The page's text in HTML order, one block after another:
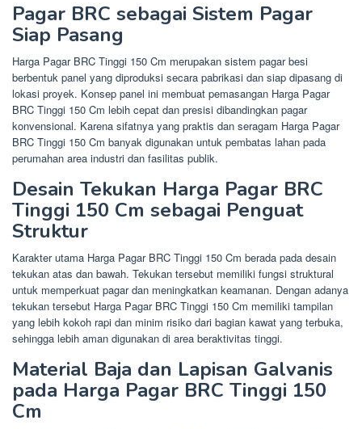
Pagar BRC sebagai Sistem Pagar
Siap Pasang
Harga Pagar BRC Tinggi 150 Cm merupakan sistem pagar besi
berbentuk panel yang diproduksi secara pabrikasi dan siap dipasang di
lokasi proyek. Konsep panel ini membuat pemasangan Harga Pagar
BRC Tinggi 150 Cm lebih cepat dan presisi dibandingkan pagar
konvensional. Karena sifatnya yang praktis dan seragam Harga Pagar
BRC Tinggi 150 Cm banyak digunakan untuk pembatas lahan pada
perumahan area industri dan fasilitas publik.
Desain Tekukan Harga Pagar BRC
Tinggi 150 Cm sebagai Penguat
Struktur
Karakter utama Harga Pagar BRC Tinggi 150 Cm berada pada desain
tekukan atas dan bawah. Tekukan tersebut memiliki fungsi struktural
untuk memperkuat pagar dan meningkatkan keamanan. Dengan adanya
tekukan tersebut Harga Pagar BRC Tinggi 150 Cm memiliki tampilan
yang lebih kokoh rapi dan minim risiko dari bagian kawat yang terbuka,
sehingga lebih aman digunakan di area beraktivitas tinggi.
Material Baja dan Lapisan Galvanis
pada Harga Pagar BRC Tinggi 150
Cm